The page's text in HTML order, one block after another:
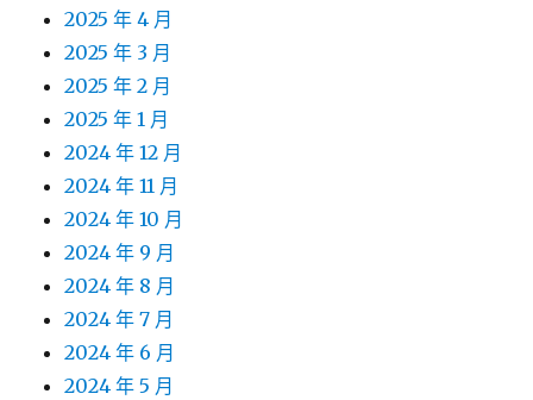
2025 年 4 月
2025 年 3 月
2025 年 2 月
2025 年 1 月
2024 年 12 月
2024 年 11 月
2024 年 10 月
2024 年 9 月
2024 年 8 月
2024 年 7 月
2024 年 6 月
2024 年 5 月